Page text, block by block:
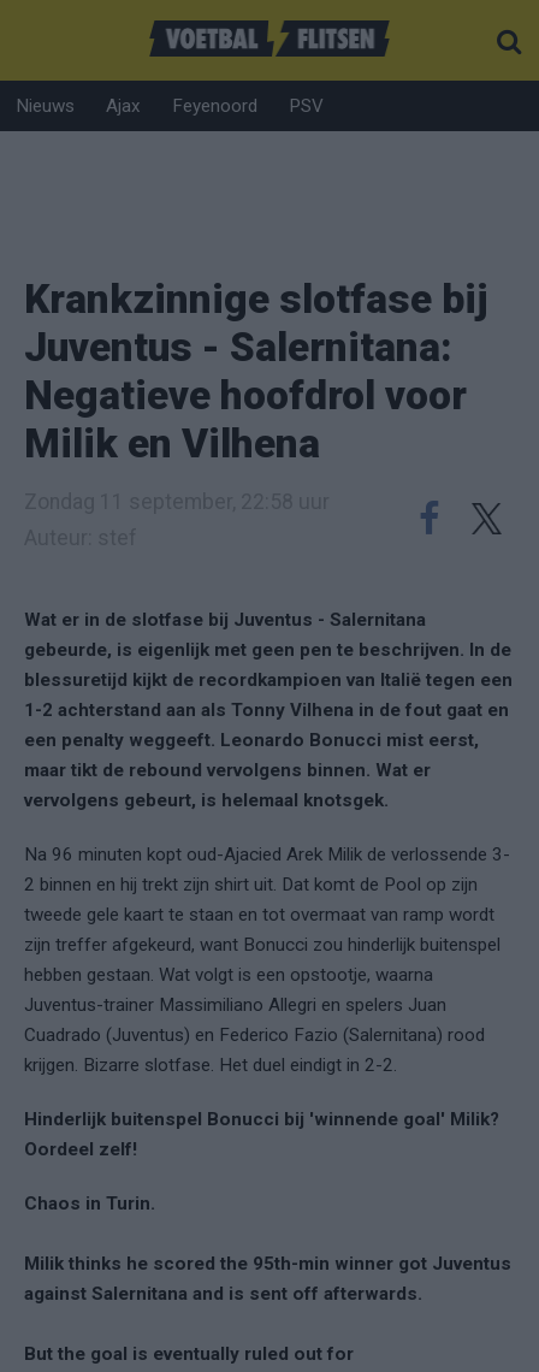
Nieuws Ajax Feyenoord PSV
Krankzinnige slotfase bij
Juventus - Salernitana:
Negatieve hoofdrol voor
Milik en Vilhena
Wat er in de slotfase bij Juventus - Salernitana
gebeurde, is eigenlijk met geen pen te beschrijven. In de
blessuretijd kijkt de recordkampioen van Italië tegen een
1-2 achterstand aan als Tonny Vilhena in de fout gaat en
een penalty weggeeft. Leonardo Bonucci mist eerst,
maar tikt de rebound vervolgens binnen. Wat er
vervolgens gebeurt, is helemaal knotsgek.
Na 96 minuten kopt oud-Ajacied Arek Milik de verlossende 3-
2 binnen en hij trekt zijn shirt uit. Dat komt de Pool op zijn
tweede gele kaart te staan en tot overmaat van ramp wordt
zijn treffer afgekeurd, want Bonucci zou hinderlijk buitenspel
hebben gestaan. Wat volgt is een opstootje, waarna
Juventus-trainer Massimiliano Allegri en spelers Juan
Cuadrado (Juventus) en Federico Fazio (Salernitana) rood
krijgen. Bizarre slotfase. Het duel eindigt in 2-2.
Hinderlijk buitenspel Bonucci bij 'winnende goal' Milik?
Oordeel zelf!
Chaos in Turin.
Milik thinks he scored the 95th-min winner got Juventus
against Salernitana and is sent off afterwards.
But the goal is eventually ruled out for